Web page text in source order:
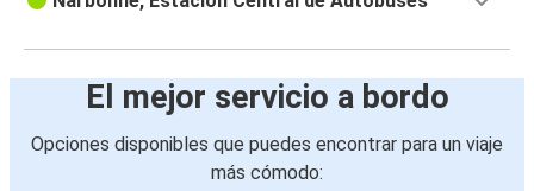
El mejor servicio a bordo
Opciones disponibles que puedes encontrar para un viaje
más cómodo: